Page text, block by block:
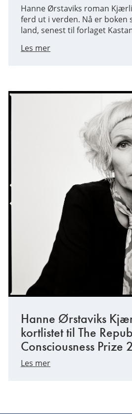
Hanne Ørstaviks roman
ferd ut i verden. Nå er boken
land, senest til forlaget
Les mer
Hanne Ørstaviks
kortlistet til The
Consciousness Prize
Les mer